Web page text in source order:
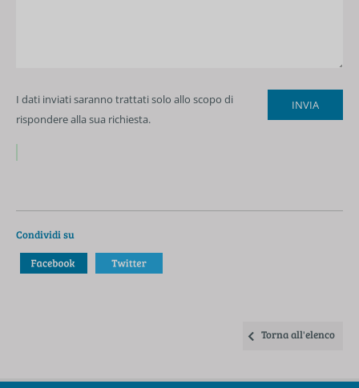
I dati inviati saranno trattati solo allo scopo di
rispondere alla sua richiesta.
Condividi su
Torna all'elenco